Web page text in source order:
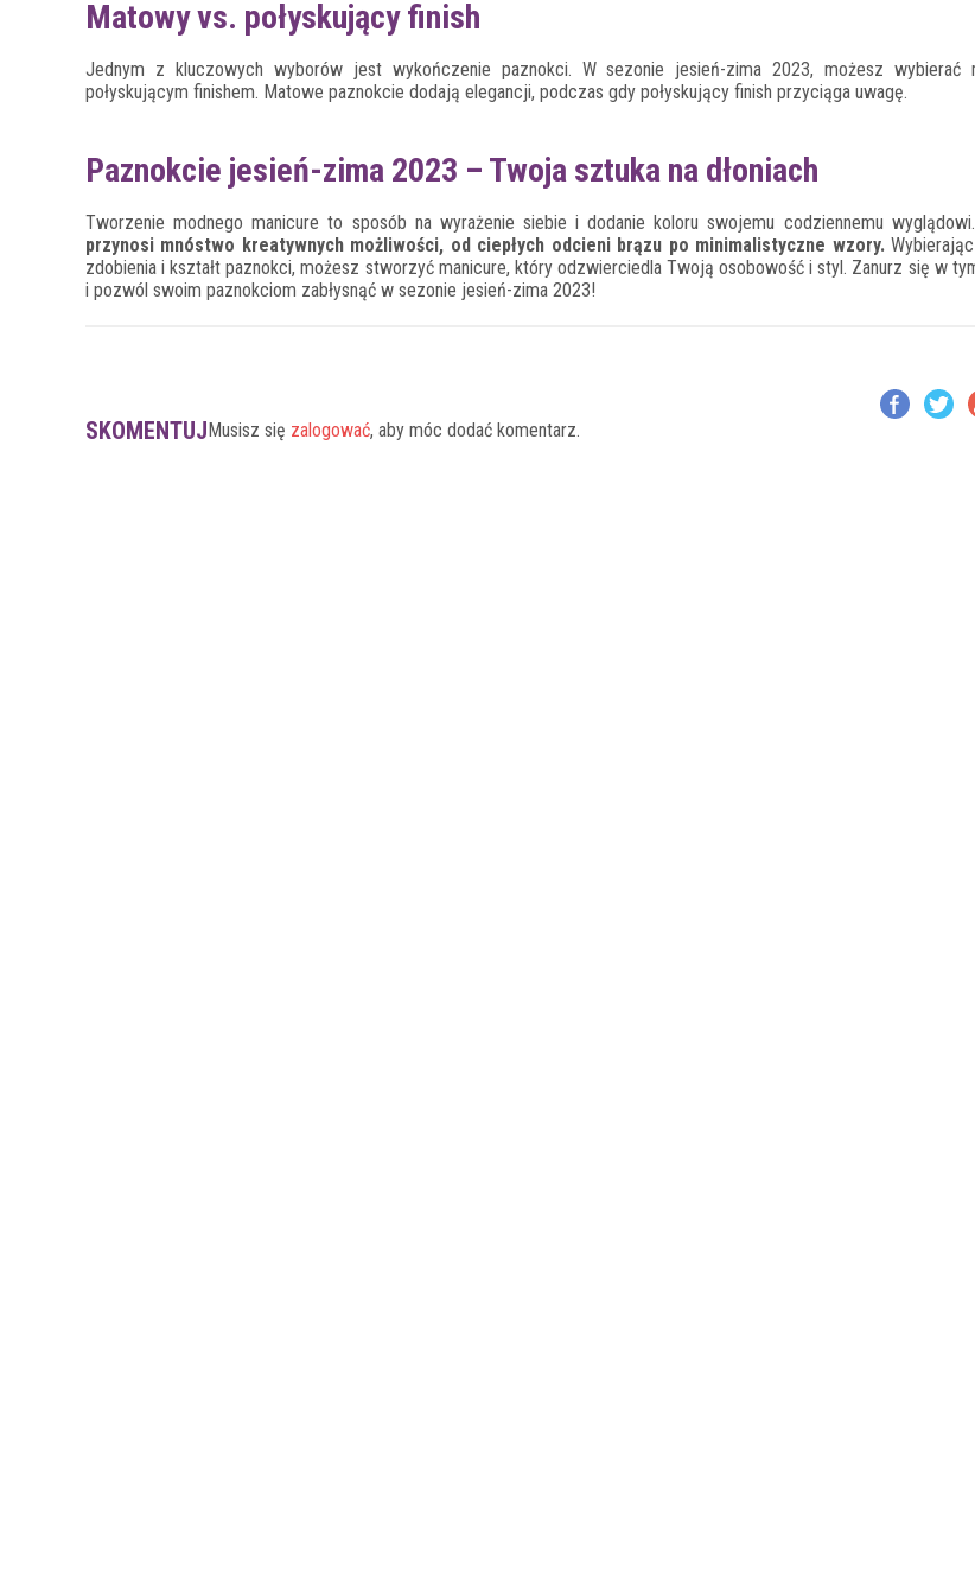
Matowy vs. połyskujący finish
Jednym z kluczowych wyborów jest wykończenie paznokci. W sezonie jesień-zima 2023, możesz wybierać
połyskującym finishem. Matowe paznokcie dodają elegancji, podczas gdy połyskujący finish przyciąga uwagę.
Paznokcie jesień-zima 2023 – Twoja sztuka na dłoniach
Tworzenie modnego manicure to sposób na wyrażenie siebie i dodanie koloru swojemu codziennemu wyglądowi.
przynosi mnóstwo kreatywnych możliwości, od ciepłych odcieni brązu po minimalistyczne wzory.
zdobienia i kształt paznokci, możesz stworzyć manicure, który odzwierciedla Twoją osobowość i styl. Zanurz się w
i pozwól swoim paznokciom zabłysnąć w sezonie jesień-zima 2023!
SKOMENTUJMusisz się zalogować, aby móc dodać komentarz.